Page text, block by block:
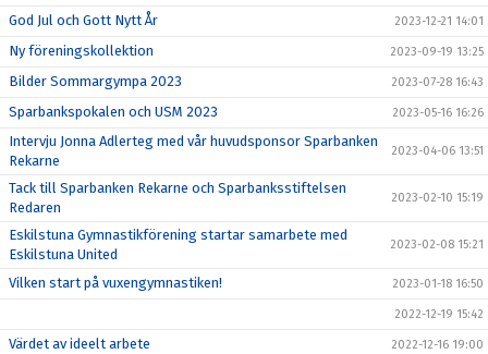
God Jul och Gott Nytt År 2023-12-21 14:01
Ny föreningskollektion 2023-09-19 13:25
Bilder Sommargympa 2023 2023-07-28 16:43
Sparbankspokalen och USM 2023 2023-05-16 16:26
Intervju Jonna Adlerteg med vår huvudsponsor Sparbanken
Rekarne
2023-04-06 13:51
Tack till Sparbanken Rekarne och Sparbanksstiftelsen
Redaren
2023-02-10 15:19
Eskilstuna Gymnastikförening startar samarbete med
Eskilstuna United
2023-02-08 15:21
Vilken start på vuxengymnastiken! 2023-01-18 16:50
2022-12-19 15:42
Värdet av ideelt arbete 2022-12-16 19:00